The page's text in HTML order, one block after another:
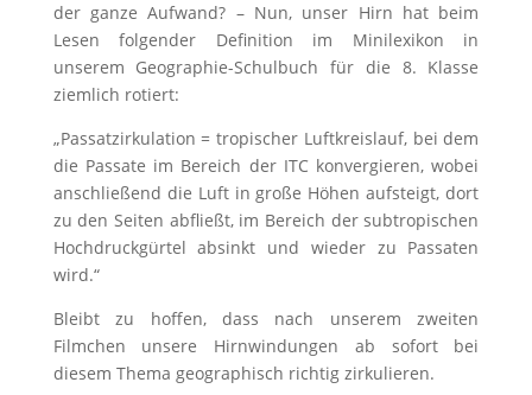
der ganze Aufwand? – Nun, unser Hirn hat beim
Lesen folgender Definition im Minilexikon in
unserem Geographie-Schulbuch für die 8. Klasse
ziemlich rotiert:
„Passatzirkulation = tropischer Luftkreislauf, bei dem
die Passate im Bereich der ITC konvergieren, wobei
anschließend die Luft in große Höhen aufsteigt, dort
zu den Seiten abfließt, im Bereich der subtropischen
Hochdruckgürtel absinkt und wieder zu Passaten
wird.“
Bleibt zu hoffen, dass nach unserem zweiten
Filmchen unsere Hirnwindungen ab sofort bei
diesem Thema geographisch richtig zirkulieren.